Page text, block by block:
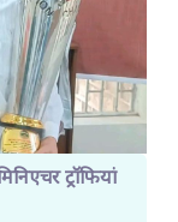
ट्रॉफियां